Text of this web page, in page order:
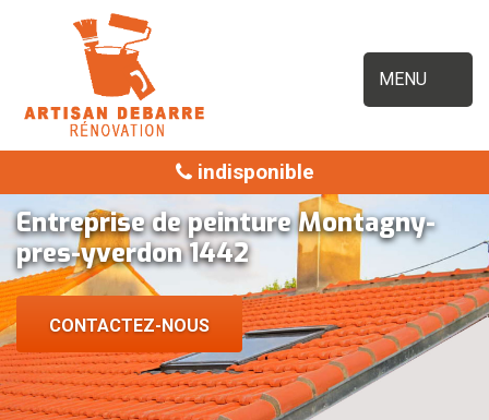
MENU
indisponible
Entreprise de peinture Montagny-
pres-yverdon 1442
CONTACTEZ-NOUS